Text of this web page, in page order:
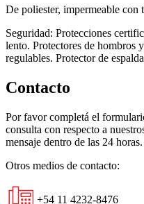
De poliester, impermeable con
Seguridad: Protecciones
lento. Protectores de hombros
regulables. Protector de
Contacto
Por favor completá el
consulta con respecto a
mensaje dentro de las 24 horas.
Otros medios de contacto:
+54 11 4232-8476